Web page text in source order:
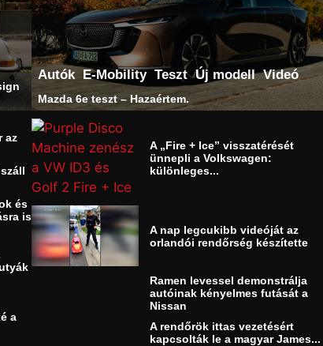
az
és
is
a
Autók E-Mobility Teszt Új modell Videó
Mazda 6e teszt – Hazaértem.
A „Fire + Ice” visszatérését
ünnepli a Volkswagen:
különleges...
A nap legcukibb videóját az
orlandói rendőrség készítette
Ramen levessel demonstrálja
autóinak kényelmes futását a
Nissan
A rendőrök ittas vezetésért
kapcsolták le a magyar James...